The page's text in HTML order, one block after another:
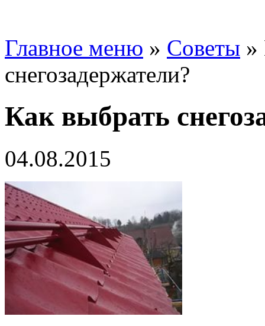
Главное меню » Советы »
снегозадержатели?
Как выбрать
04.08.2015